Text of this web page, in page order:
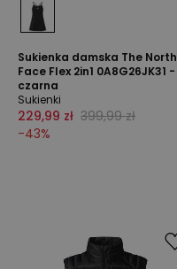
Sukienka damska The North
Face Flex 2in1 0A8G26JK31 -
czarna
Sukienki
229,99 zł 399,99 zł
-43%